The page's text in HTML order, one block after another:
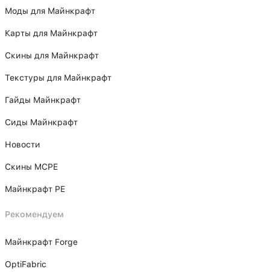
Моды для Майнкрафт
Карты для Майнкрафт
Скины для Майнкрафт
Текстуры для Майнкрафт
Гайды Майнкрафт
Сиды Майнкрафт
Новости
Скины MCPE
Майнкрафт PE
Рекомендуем
Майнкрафт Forge
OptiFabric